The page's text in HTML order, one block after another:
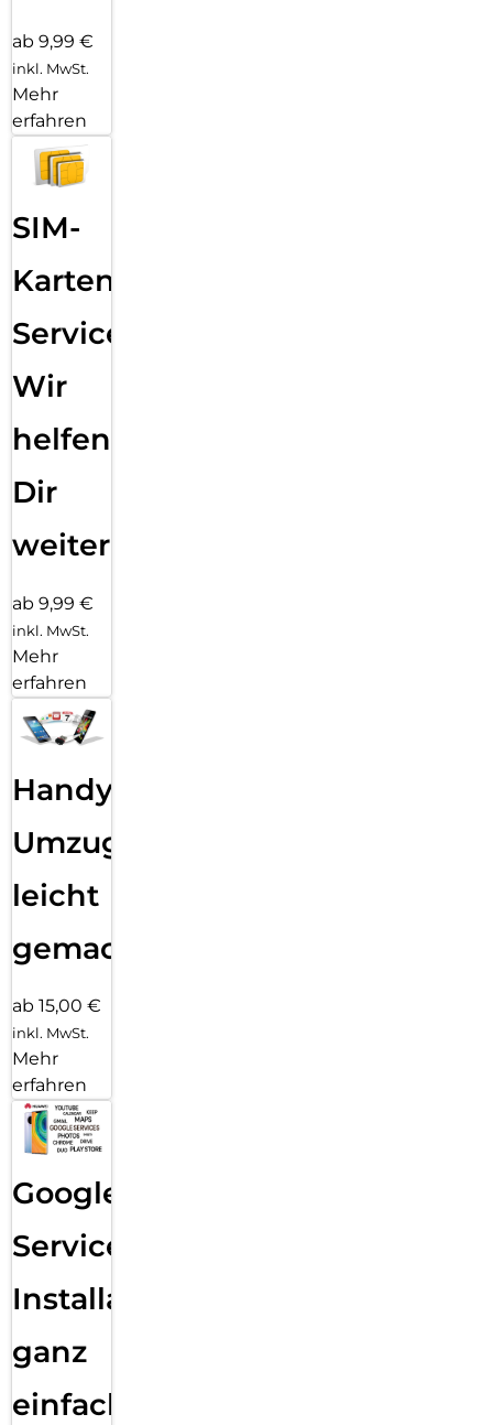
ab 9,99 €
inkl. MwSt.
Mehr
erfahren
SIM-
Karten
Service:
Wir
helfen
Dir
weiter
ab 9,99 €
inkl. MwSt.
Mehr
erfahren
Handy
Umzug
leicht
gemacht!
ab 15,00 €
inkl. MwSt.
Mehr
erfahren
Google
Services
Installation
ganz
einfach